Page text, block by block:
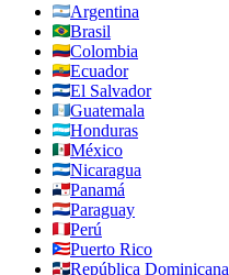
Argentina
Brasil
Colombia
Ecuador
El Salvador
Guatemala
Honduras
México
Nicaragua
Panamá
Paraguay
Perú
Puerto Rico
República Dominicana